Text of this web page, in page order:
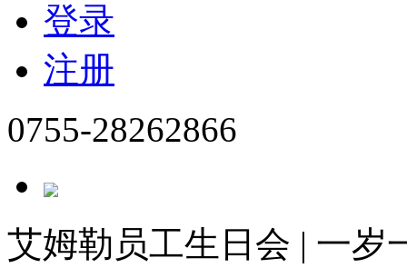
登录
注册
0755-28262866
艾姆勒员工生日会 | 一岁